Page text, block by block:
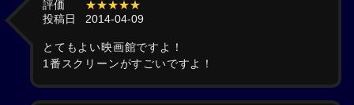
評価
★★★★★
投稿日
2014-04-09
とてもよい映画館ですよ！
1番スクリーンがすごいですよ！